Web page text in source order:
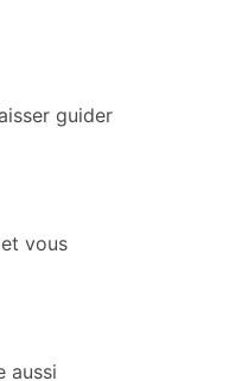
guider
vous
aussi